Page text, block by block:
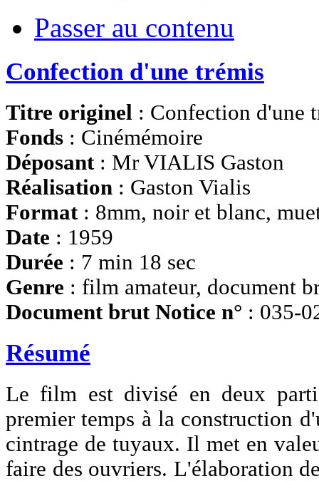
Passer au contenu
Confection d'une trémis
Titre originel : Confection d'une
Fonds : Cinémémoire
Déposant: Mr VIALIS Gaston
Réalisation : Gaston Vialis
Format: 8mm, noir et blanc,
Date : 1959
Durée : 7 min 18 sec
Genre : film amateur, document
Document brut Notice n° : 035-
Résumé
Le film est divisé en deux
premier temps à la construction
cintrage de tuyaux. Il met en
faire des ouvriers. L'élaboration